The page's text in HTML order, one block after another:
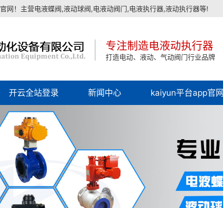
官网！主营电液蝶阀,液动球阀,电液动阀门,电液执行器,液动执行器等!
专注制造电液动执行器
打造电动、液动、气动阀门行业品牌
开云全站登录 新闻中心 kaiyun平台app官网